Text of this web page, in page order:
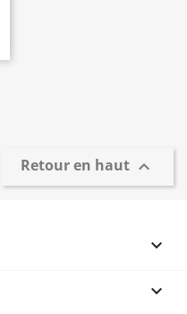
Retour en haut 

